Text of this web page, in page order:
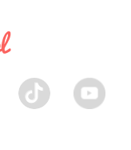
TikTok Youtube